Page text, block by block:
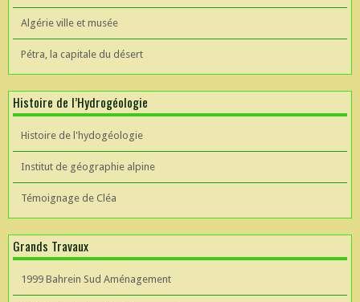
Algérie ville et musée
Pétra, la capitale du désert
Histoire de l’Hydrogéologie
Histoire de l'hydogéologie
Institut de géographie alpine
Témoignage de Cléa
Grands Travaux
1999 Bahrein Sud Aménagement